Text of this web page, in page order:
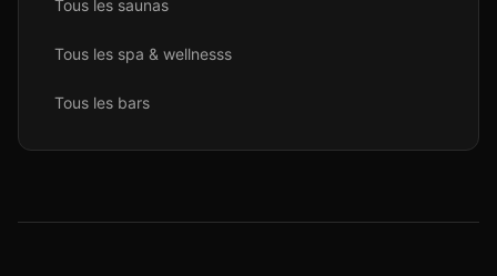
Tous les saunas
Tous les spa & wellnesss
Tous les bars